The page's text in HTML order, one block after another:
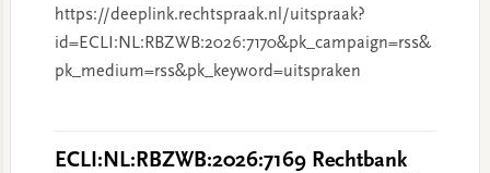
https://deeplink.rechtspraak.nl/uitspraak?
id=ECLI:NL:RBZWB:2026:7170&pk_campaign=rss&
pk_medium=rss&pk_keyword=uitspraken
ECLI:NL:RBZWB:2026:7169 Rechtbank